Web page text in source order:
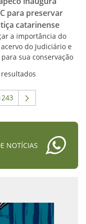
para preservar
catarinense
a importância do
do Judiciário e
sua conservação
intermediárias Usar
Página
NOTÍCIAS